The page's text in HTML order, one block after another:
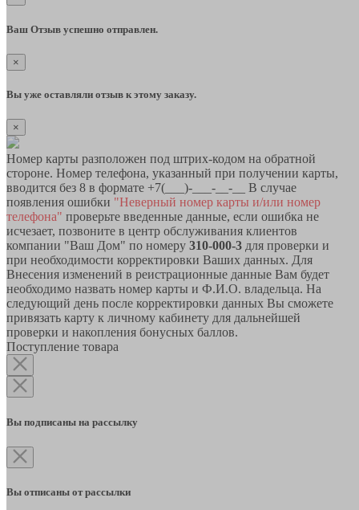
Ваш Отзыв успешно отправлен.
×
Вы уже оставляли отзыв к этому заказу.
×
Номер карты разположен под штрих-кодом на обратной
стороне. Номер телефона, указанный при получении карты,
вводится без 8 в формате +7(___)-___-__-__ В случае
появления ошибки "Неверный номер карты и/или номер
телефона" проверьте введенные данные, если ошибка не
исчезает, позвоните в центр обслуживания клиентов
компании "Ваш Дом" по номеру 310-000-3 для проверки и
при необходимости корректировки Ваших данных. Для
Внесения изменений в реистрационные данные Вам будет
необходимо назвать номер карты и Ф.И.О. владельца. На
следующий день после корректировки данных Вы сможете
привязать карту к личному кабинету для дальнейшей
проверки и накопления бонусных баллов.
Поступление товара
Вы подписаны на рассылку
Вы отписаны от рассылки